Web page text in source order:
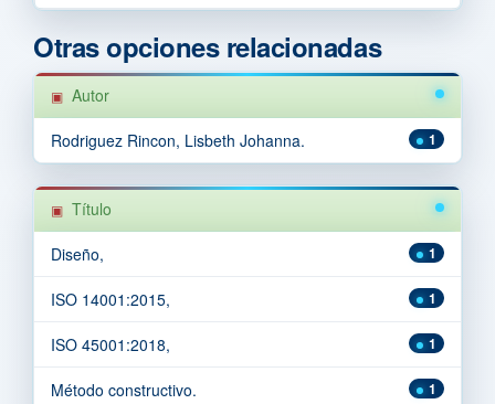
Otras opciones relacionadas
Autor
1
Rodriguez Rincon, Lisbeth Johanna.
Título
1
Diseño,
1
ISO 14001:2015,
1
ISO 45001:2018,
1
Método constructivo.